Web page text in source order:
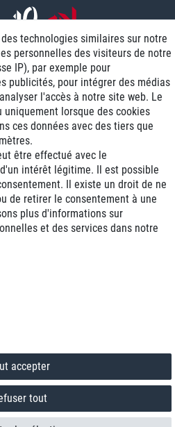
J+1
réduits
avec garantie
70 99 07 94 *
locaux du lundi au vendredi de 9h à 18h.
technologies similaires sur notre
personnelles des visiteurs de notre
IP), par exemple pour
publicités, pour intégrer des médias
l'accès à notre site web. Le
lorsque des cookies
ces données avec des tiers que
être effectué avec le
intérêt légitime. Il est possible
Il existe un droit de ne
de retirer le consentement à une
plus d'informations sur
et des services dans notre
accepter
tout